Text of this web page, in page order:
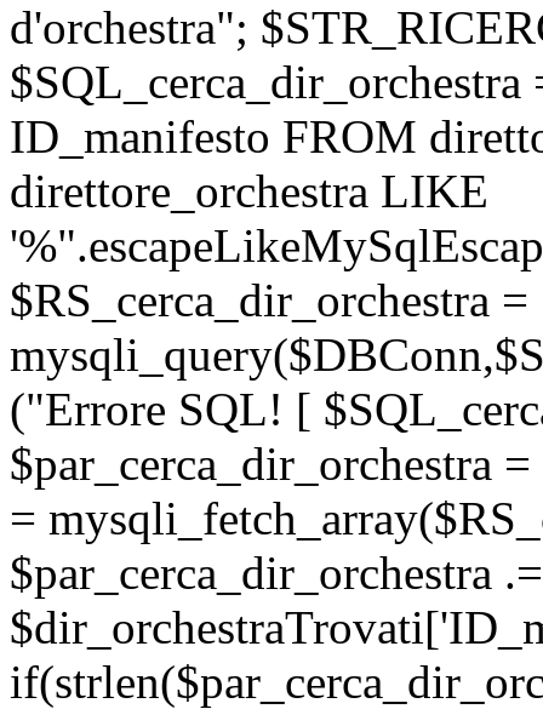
d'orchestra";
ID_manifesto FROM
direttore_orchestra LIKE
$RS_cerca_dir_orchestra =
("Errore SQL! [
$par_cerca_dir_orchestra
=
$par_cerca_dir_orchestra .=